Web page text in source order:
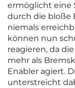
ermöglicht eine
durch die bloße
niemals
können nun
reagieren, da
mehr als
Enabler agiert.
unterstreicht